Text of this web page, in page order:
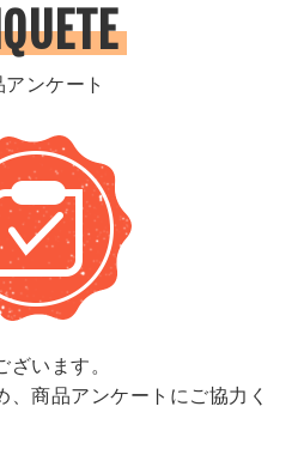
アンケート
います。
、商品アンケートにご協力く